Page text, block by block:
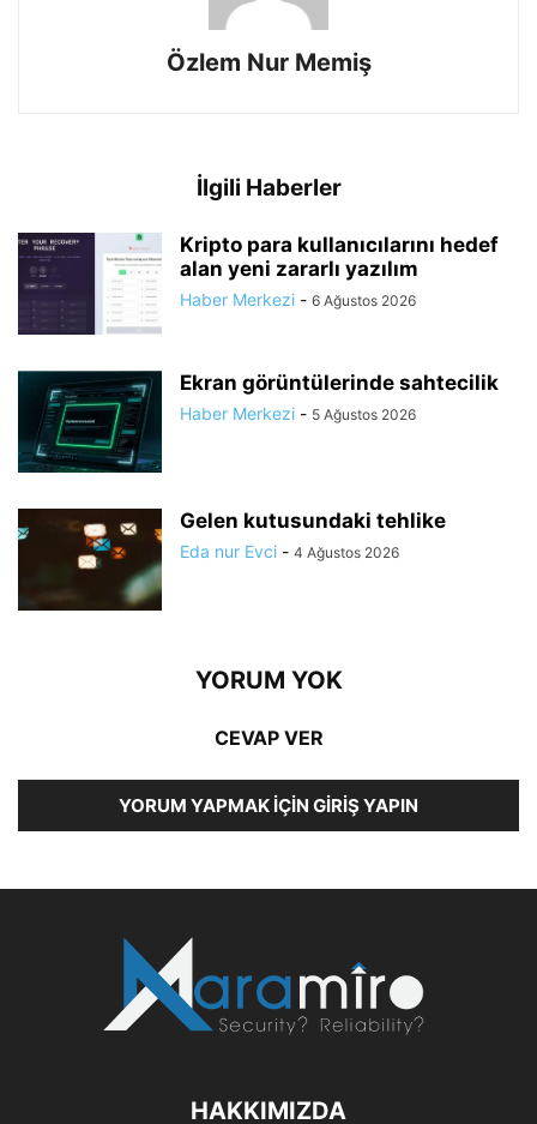
Özlem Nur Memiş
İlgili Haberler
Kripto para kullanıcılarını hedef
alan yeni zararlı yazılım
Haber Merkezi - 6 Ağustos 2026
Ekran görüntülerinde sahtecilik
Haber Merkezi - 5 Ağustos 2026
Gelen kutusundaki tehlike
Eda nur Evci - 4 Ağustos 2026
YORUM YOK
CEVAP VER
YORUM YAPMAK İÇIN GIRIŞ YAPIN
HAKKIMIZDA